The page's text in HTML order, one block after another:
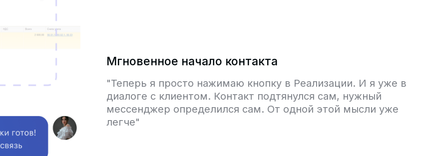
Мгновенное начало контакта
"Теперь я просто нажимаю кнопку в Реализации. И я уже в
диалоге с клиентом. Контакт подтянулся сам, нужный
мессенджер определился сам. От одной этой мысли уже
легче"